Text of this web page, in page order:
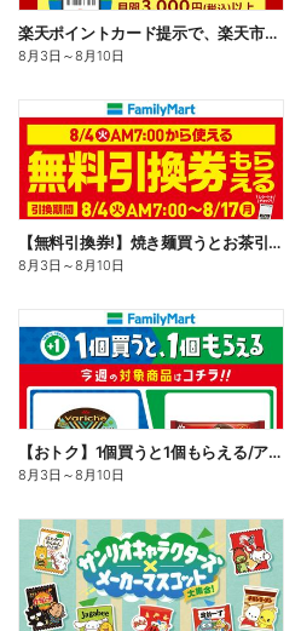
楽天ポイントカード提示で、楽天市場でのお買い物がおトクに!
8月3日 ～8月10日
【無料引換券!】焼き麺買うとお茶引換券貰える!
8月3日 ～8月10日
【おトク】1個買うと1個もらえる/アイス
8月3日 ～8月10日